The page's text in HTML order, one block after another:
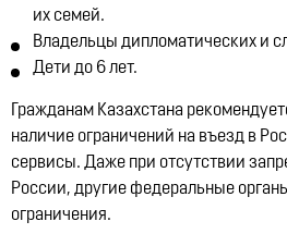
их семей.
Владельцы дипломатических и
Дети до 6 лет.
Гражданам Казахстана
наличие ограничений на въезд в
сервисы. Даже при отсутствии
России, другие федеральные
ограничения.